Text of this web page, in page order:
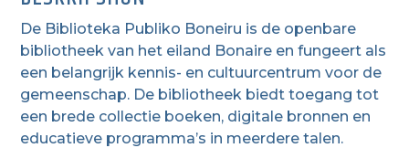
De Biblioteka Publiko Boneiru is de openbare
bibliotheek van het eiland Bonaire en fungeert als
een belangrijk kennis- en cultuurcentrum voor de
gemeenschap. De bibliotheek biedt toegang tot
een brede collectie boeken, digitale bronnen en
educatieve programma’s in meerdere talen.